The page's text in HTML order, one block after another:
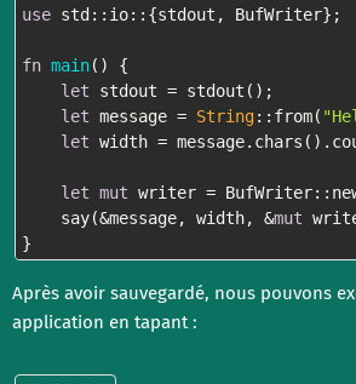
use std::io::{stdout, BufWriter};
fn main() {
let stdout = stdout();
let message = String::from(
let width =
let mut writer =
    say(&message, width, &
mut
}
Après avoir sauvegardé, nous pouvons
application en tapant :